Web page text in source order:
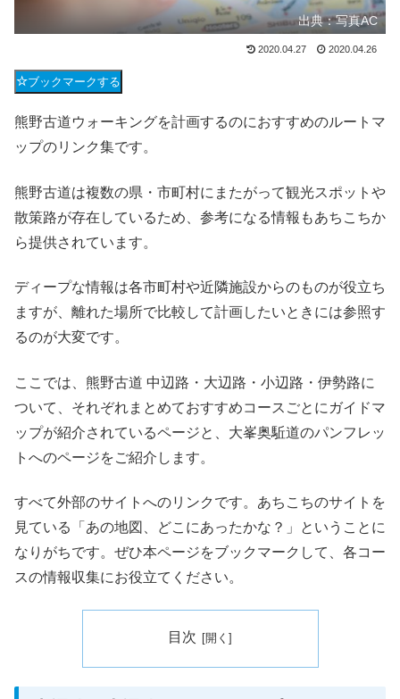
出典：写真AC
2020.04.27 2020.04.26
ブックマークする
熊野古道ウォーキングを計画するのにおすすめのルートマ
ップのリンク集です。
熊野古道は複数の県・市町村にまたがって観光スポットや
散策路が存在しているため、参考になる情報もあちこちか
ら提供されています。
ディープな情報は各市町村や近隣施設からのものが役立ち
ますが、離れた場所で比較して計画したいときには参照す
るのが大変です。
ここでは、熊野古道 中辺路・大辺路・小辺路・伊勢路に
ついて、それぞれまとめておすすめコースごとにガイドマ
ップが紹介されているページと、大峯奥駈道のパンフレッ
トへのページをご紹介します。
すべて外部のサイトへのリンクです。あちこちのサイトを
見ている「あの地図、どこにあったかな？」ということに
なりがちです。ぜひ本ページをブックマークして、各コー
スの情報収集にお役立てください。
目次